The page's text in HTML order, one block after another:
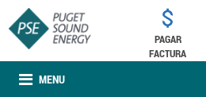
MENU
PAGAR
FACTURA